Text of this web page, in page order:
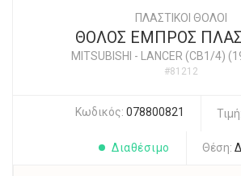
ΠΛΑΣΤΙΚΟΙ ΘΟΛΟΙ
ΘΟΛΟΣ ΕΜΠΡΟΣ
MITSUBISHI - LANCER (CB1/4)
#81212
Κωδικός: 078800821 Τιμή:
Διαθέσιμο Θέση: